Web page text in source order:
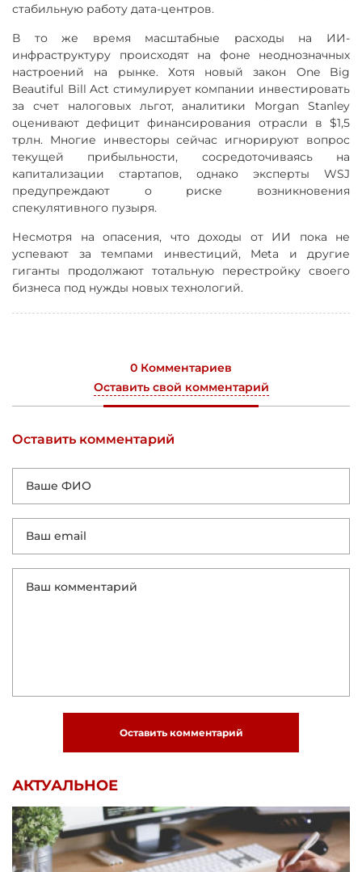
стабильную работу дата-центров.
В то же время масштабные расходы на ИИ-
инфраструктуру происходят на фоне неоднозначных
настроений на рынке. Хотя новый закон One Big
Beautiful Bill Act стимулирует компании инвестировать
за счет налоговых льгот, аналитики Morgan Stanley
оценивают дефицит финансирования отрасли в $1,5
трлн. Многие инвесторы сейчас игнорируют вопрос
текущей прибыльности, сосредоточиваясь на
капитализации стартапов, однако эксперты WSJ
предупреждают о риске возникновения
спекулятивного пузыря.
Несмотря на опасения, что доходы от ИИ пока не
успевают за темпами инвестиций, Meta и другие
гиганты продолжают тотальную перестройку своего
бизнеса под нужды новых технологий.
0 Комментариев
Оставить свой комментарий
Оставить комментарий
Оставить комментарий
АКТУАЛЬНОЕ